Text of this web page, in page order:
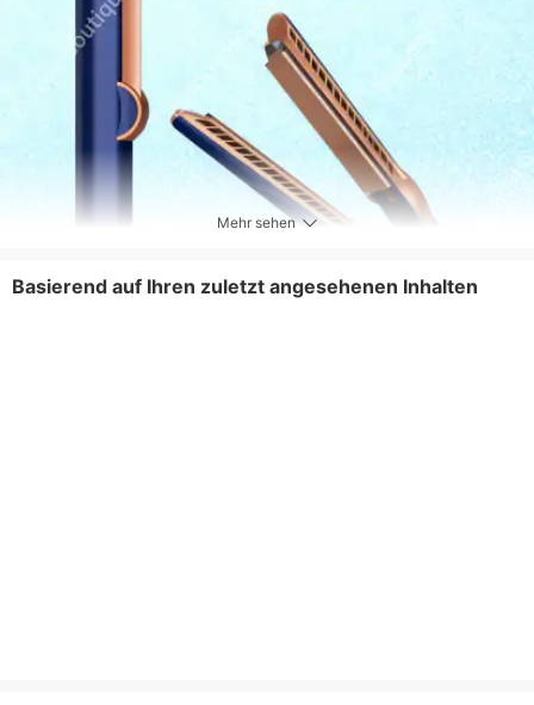
Mehr sehen
Basierend auf Ihren zuletzt angesehenen Inhalten